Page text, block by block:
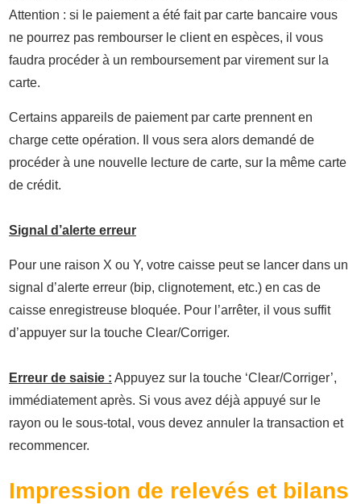
Attention : si le paiement a été fait par carte bancaire vous
ne pourrez pas rembourser le client en espèces, il vous
faudra procéder à un remboursement par virement sur la
carte.
Certains appareils de paiement par carte prennent en
charge cette opération. Il vous sera alors demandé de
procéder à une nouvelle lecture de carte, sur la même carte
de crédit.
Signal d’alerte erreur
Pour une raison X ou Y, votre caisse peut se lancer dans un
signal d’alerte erreur (bip, clignotement, etc.) en cas de
caisse enregistreuse bloquée. Pour l’arrêter, il vous suffit
d’appuyer sur la touche Clear/Corriger.
Erreur de saisie : Appuyez sur la touche ‘Clear/Corriger’,
immédiatement après. Si vous avez déjà appuyé sur le
rayon ou le sous-total, vous devez annuler la transaction et
recommencer.
Impression de relevés et bilans